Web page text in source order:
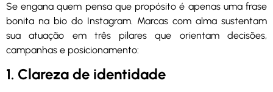
Se engana quem pensa que propósito é apenas uma frase
bonita na bio do Instagram. Marcas com alma sustentam
sua atuação em três pilares que orientam decisões,
campanhas e posicionamento:
1. Clareza de identidade